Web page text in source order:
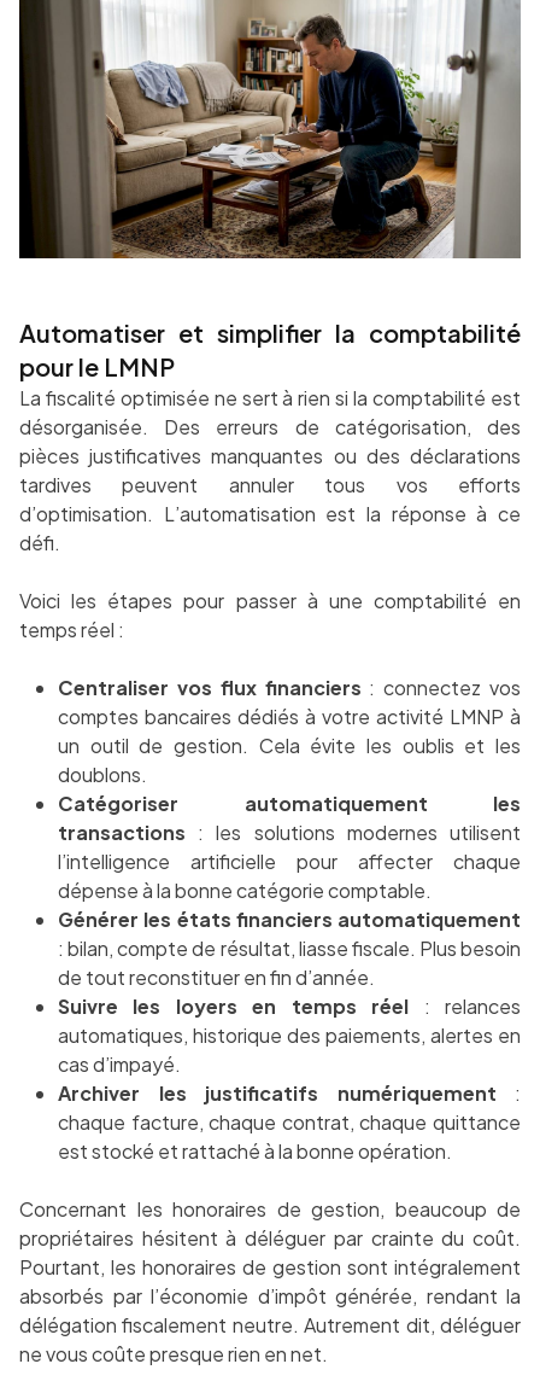
Automatiser et simplifier la comptabilité
pour le LMNP
La fiscalité optimisée ne sert à rien si la comptabilité est
désorganisée. Des erreurs de catégorisation, des
pièces justificatives manquantes ou des déclarations
tardives peuvent annuler tous vos efforts
d’optimisation. L’automatisation est la réponse à ce
défi.
Voici les étapes pour passer à une comptabilité en
temps réel :
Centraliser vos flux financiers : connectez vos
comptes bancaires dédiés à votre activité LMNP à
un outil de gestion. Cela évite les oublis et les
doublons.
Catégoriser automatiquement les
transactions : les solutions modernes utilisent
l’intelligence artificielle pour affecter chaque
dépense à la bonne catégorie comptable.
Générer les états financiers automatiquement
: bilan, compte de résultat, liasse fiscale. Plus besoin
de tout reconstituer en fin d’année.
Suivre les loyers en temps réel : relances
automatiques, historique des paiements, alertes en
cas d’impayé.
Archiver les justificatifs numériquement :
chaque facture, chaque contrat, chaque quittance
est stocké et rattaché à la bonne opération.
Concernant les honoraires de gestion, beaucoup de
propriétaires hésitent à déléguer par crainte du coût.
Pourtant, les honoraires de gestion sont intégralement
absorbés par l’économie d’impôt générée, rendant la
délégation fiscalement neutre. Autrement dit, déléguer
ne vous coûte presque rien en net.